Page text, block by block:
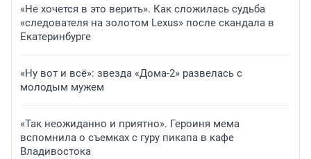
«Не хочется в это верить». Как сложилась судьба
«следователя на золотом Lexus» после скандала в
Екатеринбурге
«Ну вот и всё»: звезда «Дома-2» развелась с
молодым мужем
«Так неожиданно и приятно». Героиня мема
вспомнила о съемках с гуру пикапа в кафе
Владивостока